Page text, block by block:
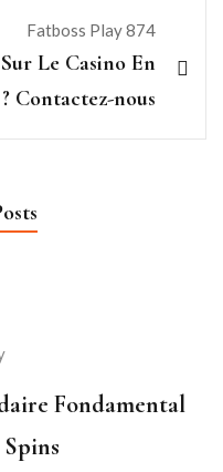
Fatboss Play 874
Le Casino En
Contactez-nous
Fondamental